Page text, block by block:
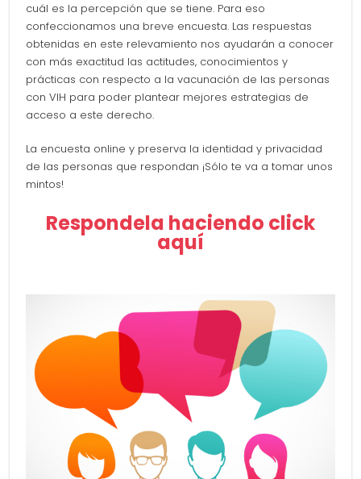
cuál es la percepción que se tiene. Para eso
confeccionamos una breve encuesta. Las respuestas
obtenidas en este relevamiento nos ayudarán a conocer
con más exactitud las actitudes, conocimientos y
prácticas con respecto a la vacunación de las personas
con VIH para poder plantear mejores estrategias de
acceso a este derecho.
La encuesta online y preserva la identidad y privacidad
de las personas que respondan ¡Sólo te va a tomar unos
mintos!
Respondela haciendo click
aquí